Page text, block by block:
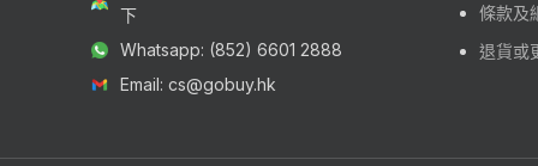
下
Whatsapp: (852) 6601 2888
Email: cs@gobuy.hk
條款及
退貨或